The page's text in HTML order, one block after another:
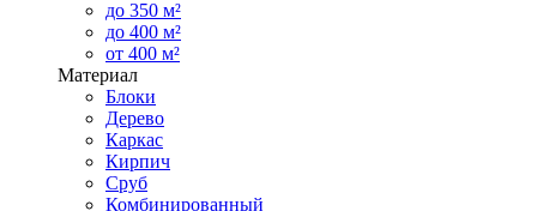
до 350 м²
до 400 м²
от 400 м²
Материал
Блоки
Дерево
Каркас
Кирпич
Сруб
Комбинированный